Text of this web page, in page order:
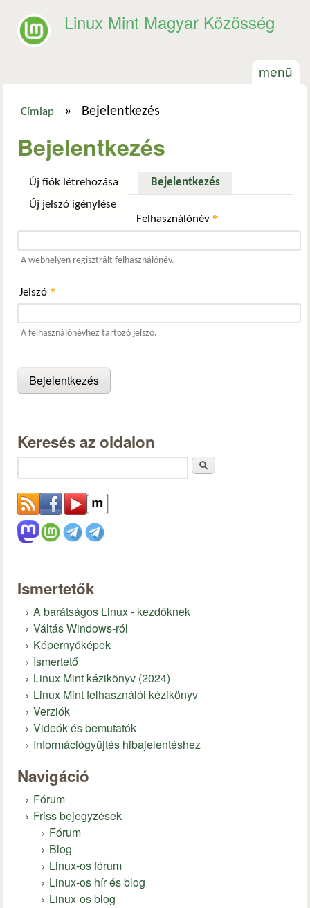
Linux Mint Magyar Közösség
menü
Címlap » Bejelentkezés
Bejelentkezés
Új fiók létrehozása Bejelentkezés(aktív fül)
Új jelszó igénylése
Felhasználónév*
A webhelyen regisztrált felhasználónév.
Jelszó *
A felhasználónévhez tartozó jelszó.
Keresés az oldalon
Ismertetők
A barátságos Linux - kezdőknek
Váltás Windows-ról
Képernyőképek
Ismertető
Linux Mint kézikönyv (2024)
Linux Mint felhasználói kézikönyv
Verziók
Videók és bemutatók
Információgyűjtés hibajelentéshez
Navigáció
Fórum
Friss bejegyzések
Fórum
Blog
Linux-os fórum
Linux-os hír és blog
Linux-os blog